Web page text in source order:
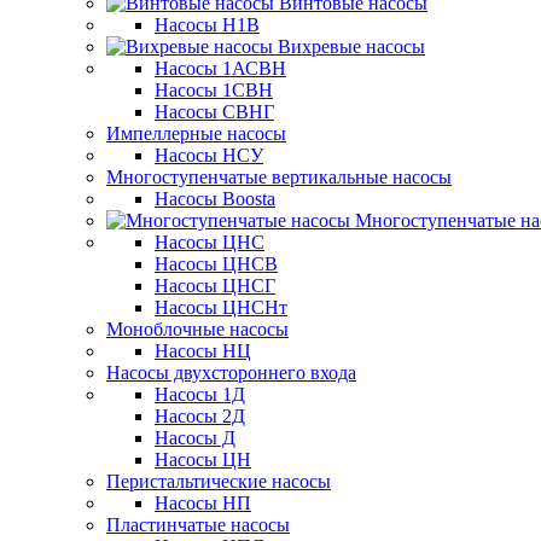
Насосы Н1В
Вихревые насосы
Насосы 1АСВН
Насосы 1СВН
Насосы СВНГ
Импеллерные насосы
Насосы НСУ
Многоступенчатые вертикальные насосы
Насосы Boosta
Многоступенчатые
Насосы ЦНС
Насосы ЦНСВ
Насосы ЦНСГ
Насосы ЦНСНт
Моноблочные насосы
Насосы НЦ
Насосы двухстороннего входа
Насосы 1Д
Насосы 2Д
Насосы Д
Насосы ЦН
Перистальтические насосы
Насосы НП
Пластинчатые насосы